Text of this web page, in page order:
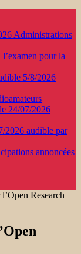
Administrations
pour la
5/8/2026
24/07/2026
2026 audible par
annoncées
Research